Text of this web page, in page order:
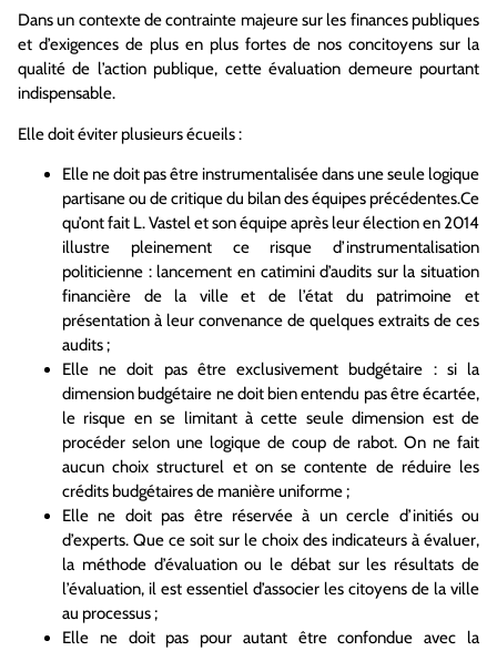
Dans un contexte de contrainte majeure sur les finances publiques
et d’exigences de plus en plus fortes de nos concitoyens sur la
qualité de l’action publique, cette évaluation demeure pourtant
indispensable.
Elle doit éviter plusieurs écueils :
Elle ne doit pas être instrumentalisée dans une seule logique
partisane ou de critique du bilan des équipes précédentes.Ce
qu’ont fait L. Vastel et son équipe après leur élection en 2014
illustre pleinement ce risque d’instrumentalisation
politicienne : lancement en catimini d’audits sur la situation
financière de la ville et de l’état du patrimoine et
présentation à leur convenance de quelques extraits de ces
audits ;
Elle ne doit pas être exclusivement budgétaire : si la
dimension budgétaire ne doit bien entendu pas être écartée,
le risque en se limitant à cette seule dimension est de
procéder selon une logique de coup de rabot. On ne fait
aucun choix structurel et on se contente de réduire les
crédits budgétaires de manière uniforme ;
Elle ne doit pas être réservée à un cercle d’initiés ou
d’experts. Que ce soit sur le choix des indicateurs à évaluer,
la méthode d’évaluation ou le débat sur les résultats de
l’évaluation, il est essentiel d’associer les citoyens de la ville
au processus ;
Elle ne doit pas pour autant être confondue avec la